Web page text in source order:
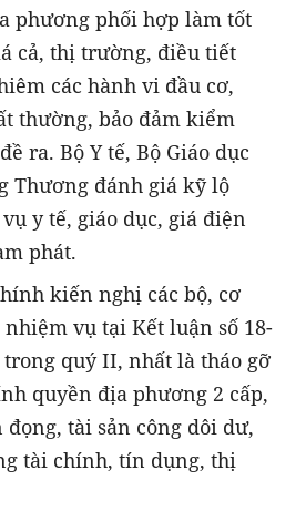
phương phối hợp làm tốt
cả, thị trường, điều tiết
các hành vi đầu cơ,
thường, bảo đảm kiểm
ra. Bộ Y tế, Bộ Giáo dục
Thương đánh giá kỹ lộ
y tế, giáo dục, giá điện
phát.
kiến nghị các bộ, cơ
vụ tại Kết luận số 18-
quý II, nhất là tháo gỡ
quyền địa phương 2 cấp,
tài sản công dôi dư,
tài chính, tín dụng, thị